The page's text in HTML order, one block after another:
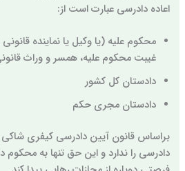
اعاده دادرسی عبارت است از:
محکوم علیه (یا وکیل یا نماینده
غیبت محکوم علیه، همسر و وراث
دادستان کل کشور
دادستان مجری حکم
براساس قانون آیین دادرسی کیفری شاکی
دادرسی را ندارد و این حق تنها به محکوم